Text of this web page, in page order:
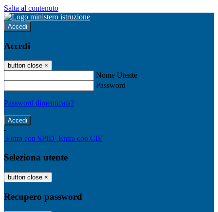
Salta al contenuto
Accedi
Accedi
button close ×
Nome Utente
Password
Password dimenticata?
-
Entra con SPID Entra con CIE
Seleziona utente
button close ×
Recupero password